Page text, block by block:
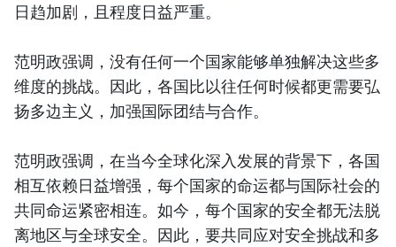
日趋加剧，且程度日益严重。
范明政强调，没有任何一个国家能够单独解决这些多
维度的挑战。因此，各国比以往任何时候都更需要弘
扬多边主义，加强国际团结与合作。
范明政强调，在当今全球化深入发展的背景下，各国
相互依赖日益增强，每个国家的命运都与国际社会的
共同命运紧密相连。如今，每个国家的安全都无法脱
离地区与全球安全。因此，要共同应对安全挑战和多